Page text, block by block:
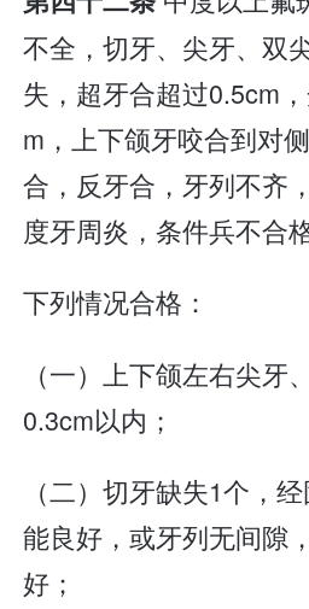
不全，切牙、尖牙、双
失，超牙合超过0.5cm
m，上下颌牙咬合到对
合，反牙合，牙列不齐
度牙周炎，条件兵不合格
下列情况合格：
（一）上下颌左右尖牙
0.3cm以内；
（二）切牙缺失1个，
能良好，或牙列无间隙
好；